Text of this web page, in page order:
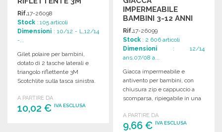
Rif.17-26098
Stock : 105 articoli
Dimensioni : 10/12 - L,12/14
-...
Gilet polaire per bambini,
dotato di 2 tasche laterali e
triangolo riflettente 3M
Scotchlite sulla tasca sinistra.
A PARTIRE DA
10,02 € IVA ESCLUSA
IMPERMEABILE
BAMBINI 3-12 ANNI
Rif.17-26099
Stock : 2 606 articoli
Dimensioni : 12/14
ans,07/08 a...
Giacca impermeabile e
antivento per bambini, con
chiusura zip e cappuccio a
scomparsa, ripiegabile in una
A PARTIRE DA
9,66 €IVA ESCLUSA